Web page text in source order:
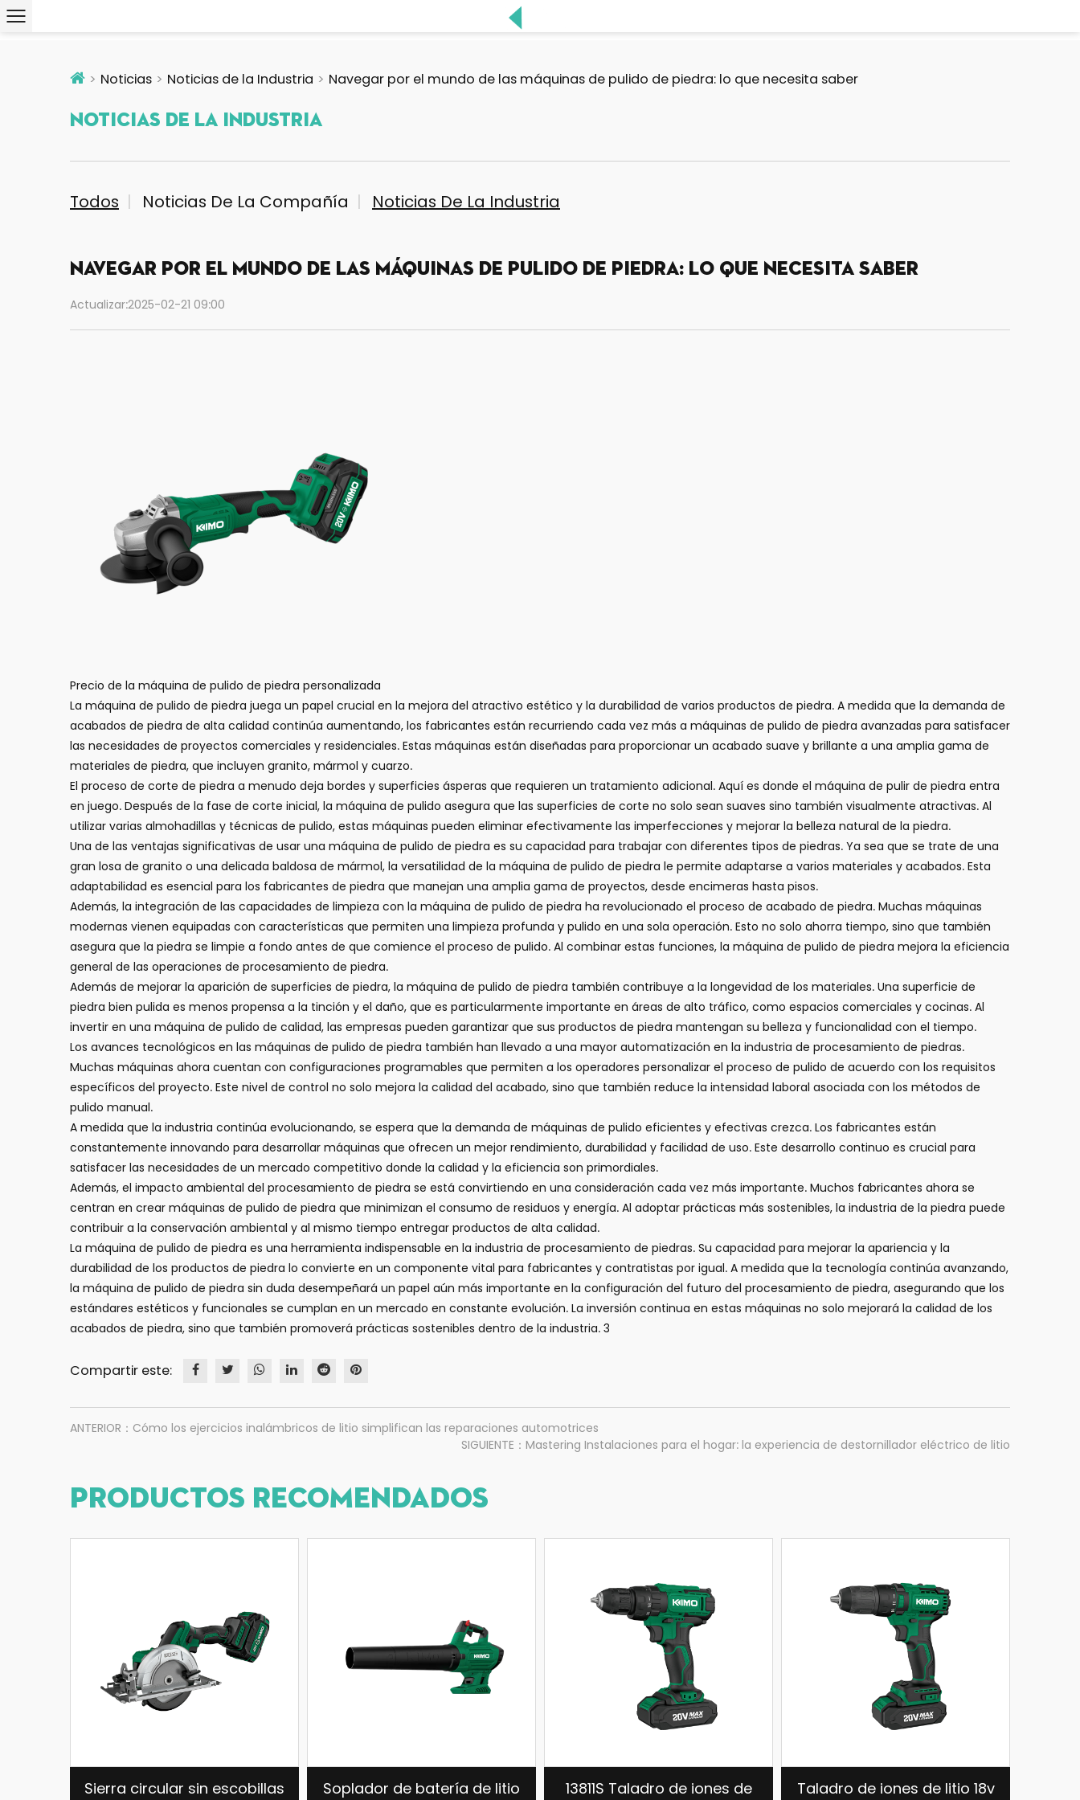
Noticias Noticias de la Industria Navegar por el mundo de las máquinas de pulido de piedra: lo que necesita saber
Noticias De La Industria
Todos Noticias De La Compañía Noticias De La Industria
Navegar por el mundo de las máquinas de pulido de piedra: lo que necesita saber
Actualizar:2025-02-21 09:00
Precio de la máquina de pulido de piedra personalizada
La máquina de pulido de piedra juega un papel crucial en la mejora del atractivo estético y la durabilidad de varios productos de piedra. A medida que la demanda de
acabados de piedra de alta calidad continúa aumentando, los fabricantes están recurriendo cada vez más a máquinas de pulido de piedra avanzadas para satisfacer
las necesidades de proyectos comerciales y residenciales. Estas máquinas están diseñadas para proporcionar un acabado suave y brillante a una amplia gama de
materiales de piedra, que incluyen granito, mármol y cuarzo.
El proceso de corte de piedra a menudo deja bordes y superficies ásperas que requieren un tratamiento adicional. Aquí es donde el máquina de pulir de piedra entra
en juego. Después de la fase de corte inicial, la máquina de pulido asegura que las superficies de corte no solo sean suaves sino también visualmente atractivas. Al
utilizar varias almohadillas y técnicas de pulido, estas máquinas pueden eliminar efectivamente las imperfecciones y mejorar la belleza natural de la piedra.
Una de las ventajas significativas de usar una máquina de pulido de piedra es su capacidad para trabajar con diferentes tipos de piedras. Ya sea que se trate de una
gran losa de granito o una delicada baldosa de mármol, la versatilidad de la máquina de pulido de piedra le permite adaptarse a varios materiales y acabados. Esta
adaptabilidad es esencial para los fabricantes de piedra que manejan una amplia gama de proyectos, desde encimeras hasta pisos.
Además, la integración de las capacidades de limpieza con la máquina de pulido de piedra ha revolucionado el proceso de acabado de piedra. Muchas máquinas
modernas vienen equipadas con características que permiten una limpieza profunda y pulido en una sola operación. Esto no solo ahorra tiempo, sino que también
asegura que la piedra se limpie a fondo antes de que comience el proceso de pulido. Al combinar estas funciones, la máquina de pulido de piedra mejora la eficiencia
general de las operaciones de procesamiento de piedra.
Además de mejorar la aparición de superficies de piedra, la máquina de pulido de piedra también contribuye a la longevidad de los materiales. Una superficie de
piedra bien pulida es menos propensa a la tinción y el daño, que es particularmente importante en áreas de alto tráfico, como espacios comerciales y cocinas. Al
invertir en una máquina de pulido de calidad, las empresas pueden garantizar que sus productos de piedra mantengan su belleza y funcionalidad con el tiempo.
Los avances tecnológicos en las máquinas de pulido de piedra también han llevado a una mayor automatización en la industria de procesamiento de piedras.
Muchas máquinas ahora cuentan con configuraciones programables que permiten a los operadores personalizar el proceso de pulido de acuerdo con los requisitos
específicos del proyecto. Este nivel de control no solo mejora la calidad del acabado, sino que también reduce la intensidad laboral asociada con los métodos de
pulido manual.
A medida que la industria continúa evolucionando, se espera que la demanda de máquinas de pulido eficientes y efectivas crezca. Los fabricantes están
constantemente innovando para desarrollar máquinas que ofrecen un mejor rendimiento, durabilidad y facilidad de uso. Este desarrollo continuo es crucial para
satisfacer las necesidades de un mercado competitivo donde la calidad y la eficiencia son primordiales.
Además, el impacto ambiental del procesamiento de piedra se está convirtiendo en una consideración cada vez más importante. Muchos fabricantes ahora se
centran en crear máquinas de pulido de piedra que minimizan el consumo de residuos y energía. Al adoptar prácticas más sostenibles, la industria de la piedra puede
contribuir a la conservación ambiental y al mismo tiempo entregar productos de alta calidad.
La máquina de pulido de piedra es una herramienta indispensable en la industria de procesamiento de piedras. Su capacidad para mejorar la apariencia y la
durabilidad de los productos de piedra lo convierte en un componente vital para fabricantes y contratistas por igual. A medida que la tecnología continúa avanzando,
la máquina de pulido de piedra sin duda desempeñará un papel aún más importante en la configuración del futuro del procesamiento de piedra, asegurando que los
estándares estéticos y funcionales se cumplan en un mercado en constante evolución. La inversión continua en estas máquinas no solo mejorará la calidad de los
acabados de piedra, sino que también promoverá prácticas sostenibles dentro de la industria. 3
Compartir este:
ANTERIOR：Cómo los ejercicios inalámbricos de litio simplifican las reparaciones automotrices
SIGUIENTE：Mastering Instalaciones para el hogar: la experiencia de destornillador eléctrico de litio
PRODUCTOS RECOMENDADOS
sin escobillas Soplador de batería de litio
13811S Taladro de iones de
Taladro de iones de litio 18v
16816ST Taladro de iones